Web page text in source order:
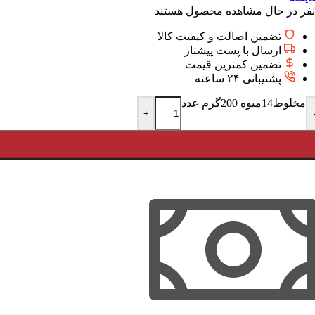
نفر در حال مشاهده محصول هستند
تضمین اصالت و کیفیت کالا
ارسال با پست پیشتاز
تضمین کمترین قیمت
پشتیبانی ۲۴ ساعته
مخلوط14میوه 200گرم عدد
+